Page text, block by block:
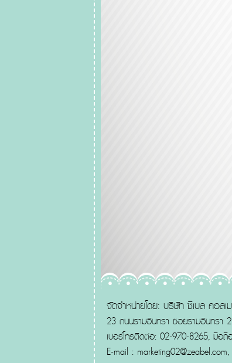
จัดจำหน่ายโดย: บริษัท ซีเบล คอส
23 ถนนรามอินทรา ซอยรามอินทรา
เบอร์โทรติดต่อ: 02-970-8265, มือ
E-mail : marketing02@zeabel.com,